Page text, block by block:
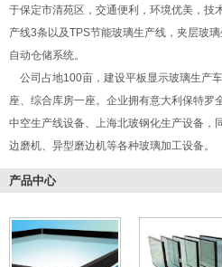
于保定市清苑区，交通便利，环境优美，技
产线3条以及TPS节能玻璃生产线，夹层玻
自动仓储系统。
公司占地100亩，建设平板显示玻璃生产
座、综合库房一座。企业拥有意大利保特罗
中空生产线设备、上海北玻钢化生产设备，
边磨机、异型磨边机等各种玻璃加工设备。
产品中心